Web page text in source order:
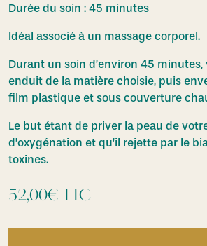
Durée du soin : 45 minutes
Idéal associé à un massage corporel.
Durant un soin d’environ 45
enduit de la matière choisie, puis
film plastique et sous couverture
Le but étant de priver la peau de
d’oxygénation et qu’il rejette par le
toxines.
52,00€TTC